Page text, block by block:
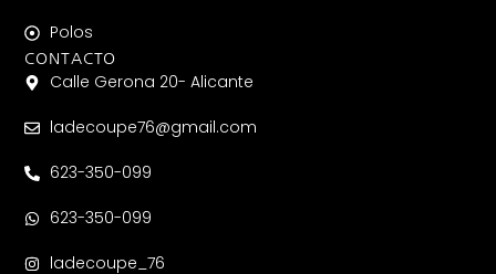
Polos
CONTACTO
Calle Gerona 20- Alicante
ladecoupe76@gmail.com
623-350-099
623-350-099
ladecoupe_76